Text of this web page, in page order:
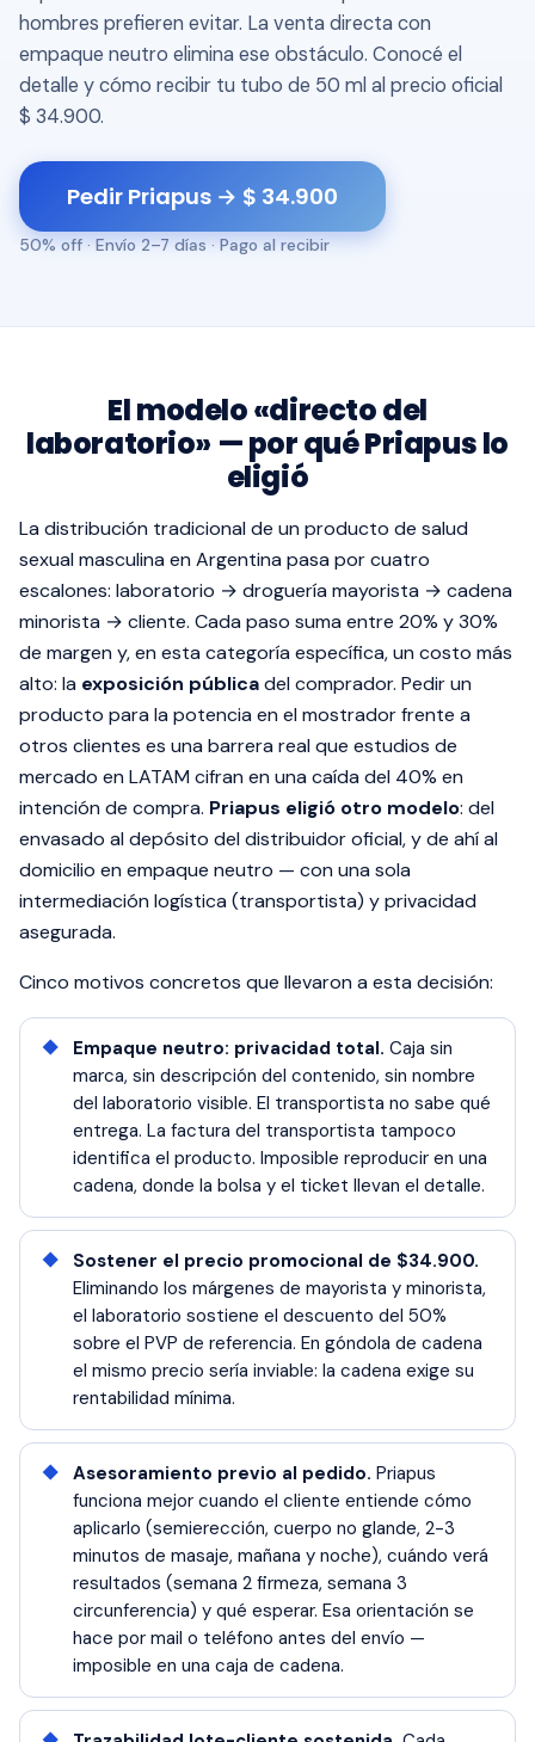
hombres prefieren evitar. La venta directa con
empaque neutro elimina ese obstáculo. Conocé el
detalle y cómo recibir tu tubo de 50 ml al precio oficial
$ 34.900.
Pedir Priapus → $ 34.900
50% off · Envío 2–7 días · Pago al recibir
El modelo «directo del
laboratorio» — por qué Priapus lo
eligió
La distribución tradicional de un producto de salud
sexual masculina en Argentina pasa por cuatro
escalones: laboratorio → droguería mayorista → cadena
minorista → cliente. Cada paso suma entre 20% y 30%
de margen y, en esta categoría específica, un costo más
alto: la exposición públicadel comprador. Pedir un
producto para la potencia en el mostrador frente a
otros clientes es una barrera real que estudios de
mercado en LATAM cifran en una caída del 40% en
intención de compra. Priapus eligió otro modelo: del
envasado al depósito del distribuidor oficial, y de ahí al
domicilio en empaque neutro — con una sola
intermediación logística (transportista) y privacidad
asegurada.
Cinco motivos concretos que llevaron a esta decisión:
Empaque neutro: privacidad total. Caja sin
marca, sin descripción del contenido, sin nombre
del laboratorio visible. El transportista no sabe qué
entrega. La factura del transportista tampoco
identifica el producto. Imposible reproducir en una
cadena, donde la bolsa y el ticket llevan el detalle.
Sostener el precio promocional de $34.900.
Eliminando los márgenes de mayorista y minorista,
el laboratorio sostiene el descuento del 50%
sobre el PVP de referencia. En góndola de cadena
el mismo precio sería inviable: la cadena exige su
rentabilidad mínima.
Asesoramiento previo al pedido. Priapus
funciona mejor cuando el cliente entiende cómo
aplicarlo (semierección, cuerpo no glande, 2-3
minutos de masaje, mañana y noche), cuándo verá
resultados (semana 2 firmeza, semana 3
circunferencia) y qué esperar. Esa orientación se
hace por mail o teléfono antes del envío —
imposible en una caja de cadena.